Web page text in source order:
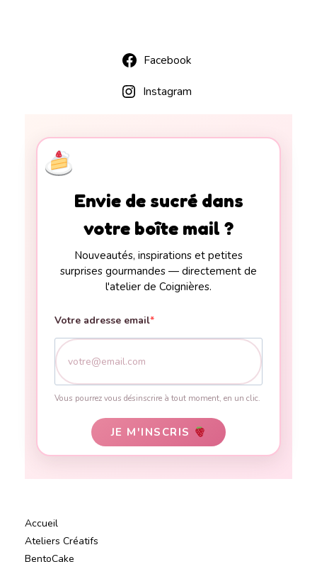
Facebook
Instagram
Envie de sucré dans
votre boîte mail ?
Nouveautés, inspirations et petites
surprises gourmandes — directement de
l'atelier de Coignières.
Votre adresse email
Vous pourrez vous désinscrire à tout moment, en un clic.
JE M'INSCRIS
Accueil
Ateliers Créatifs
BentoCake